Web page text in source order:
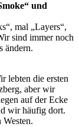
und
mal „Layers“,
sind immer noch
ändern.
lebten die ersten
aber wir
auf der Ecke
wir häufig dort.
Westen.